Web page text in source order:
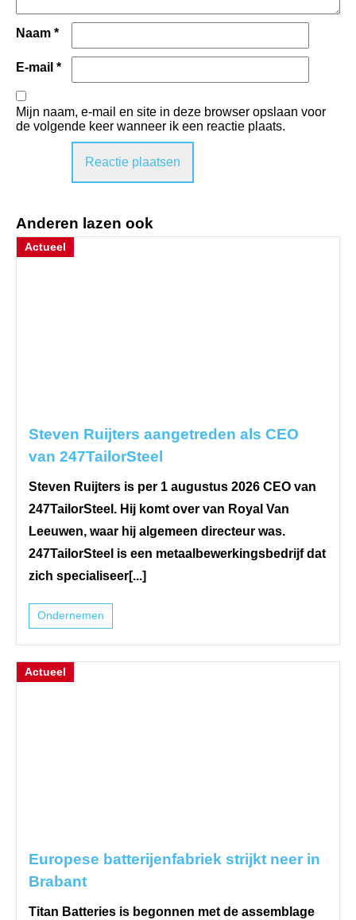
Naam *
E-mail *
Mijn naam, e-mail en site in deze browser opslaan voor
de volgende keer wanneer ik een reactie plaats.
Anderen lazen ook
Actueel
Steven Ruijters aangetreden als CEO
van 247TailorSteel
Steven Ruijters is per 1 augustus 2026 CEO van
247TailorSteel. Hij komt over van Royal Van
Leeuwen, waar hij algemeen directeur was.
247TailorSteel is een metaalbewerkingsbedrijf dat
zich specialiseer[...]
Ondernemen
Actueel
Europese batterijenfabriek strijkt neer in
Brabant
Titan Batteries is begonnen met de assemblage